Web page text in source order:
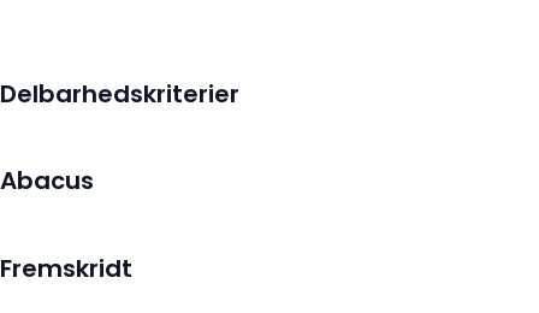
Delbarhedskriterier
Abacus
Fremskridt